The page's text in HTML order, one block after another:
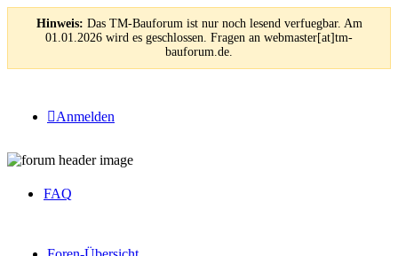
Hinweis: Das TM-Bauforum ist nur noch lesend verfuegbar. Am
01.01.2026 wird es geschlossen. Fragen an webmaster[at]tm-
bauforum.de.
Anmelden
FAQ